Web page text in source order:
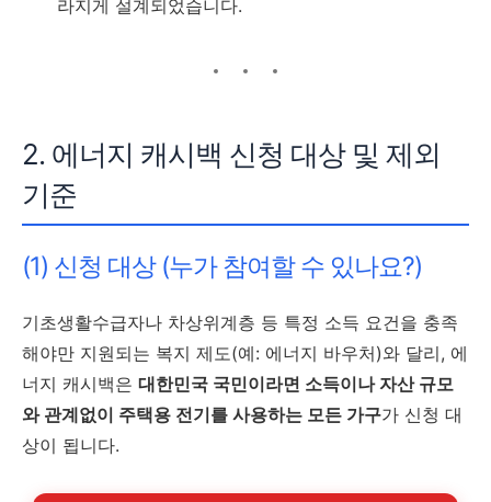
라지게 설계되었습니다.
2. 에너지 캐시백 신청 대상 및 제외
기준
(1) 신청 대상 (누가 참여할 수 있나요?)
기초생활수급자나 차상위계층 등 특정 소득 요건을 충족
해야만 지원되는 복지 제도(예: 에너지 바우처)와 달리, 에
너지 캐시백은 대한민국 국민이라면 소득이나 자산 규모
와 관계없이 주택용 전기를 사용하는 모든 가구가 신청 대
상이 됩니다.